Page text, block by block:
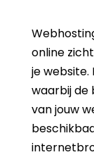
online
je
waarbij de
van jouw